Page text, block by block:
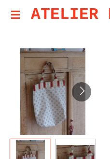
Ga
hoofdinhoud
ATELIER